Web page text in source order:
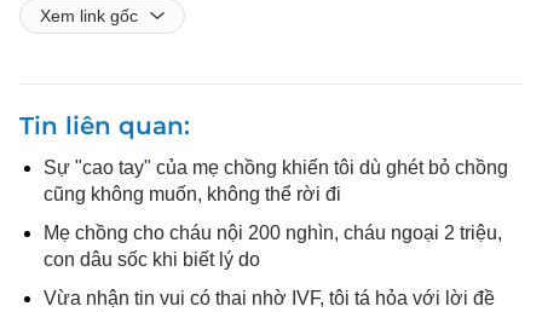
Xem link gốc
Tin liên quan
Sự "cao tay" của mẹ chồng khiến tôi dù ghét bỏ chồng
cũng không muốn, không thể rời đi
Mẹ chồng cho cháu nội 200 nghìn, cháu ngoại 2 triệu,
con dâu sốc khi biết lý do
Vừa nhận tin vui có thai nhờ IVF, tôi tá hỏa với lời đề